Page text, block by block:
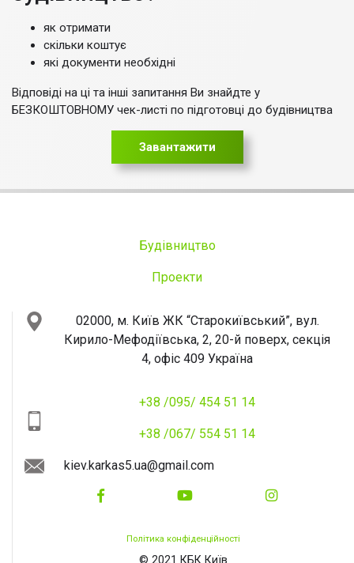
як отримати
скільки коштує
які документи необхідні
Відповіді на ці та інші запитання Ви знайдте у
БЕЗКОШТОВНОМУ чек-листі по підготовці до будівництва
Завантажити
Будівництво
Проекти
02000, м. Київ ЖК “Старокиївський”, вул.
Кирило-Мефодіївська, 2, 20-й поверх, секція
4, офіс 409 Україна
+38 /095/ 454 51 14
+38 /067/ 554 51 14
kiev.karkas5.ua@gmail.com
Політика конфіденційності
© 2021 КБК Київ